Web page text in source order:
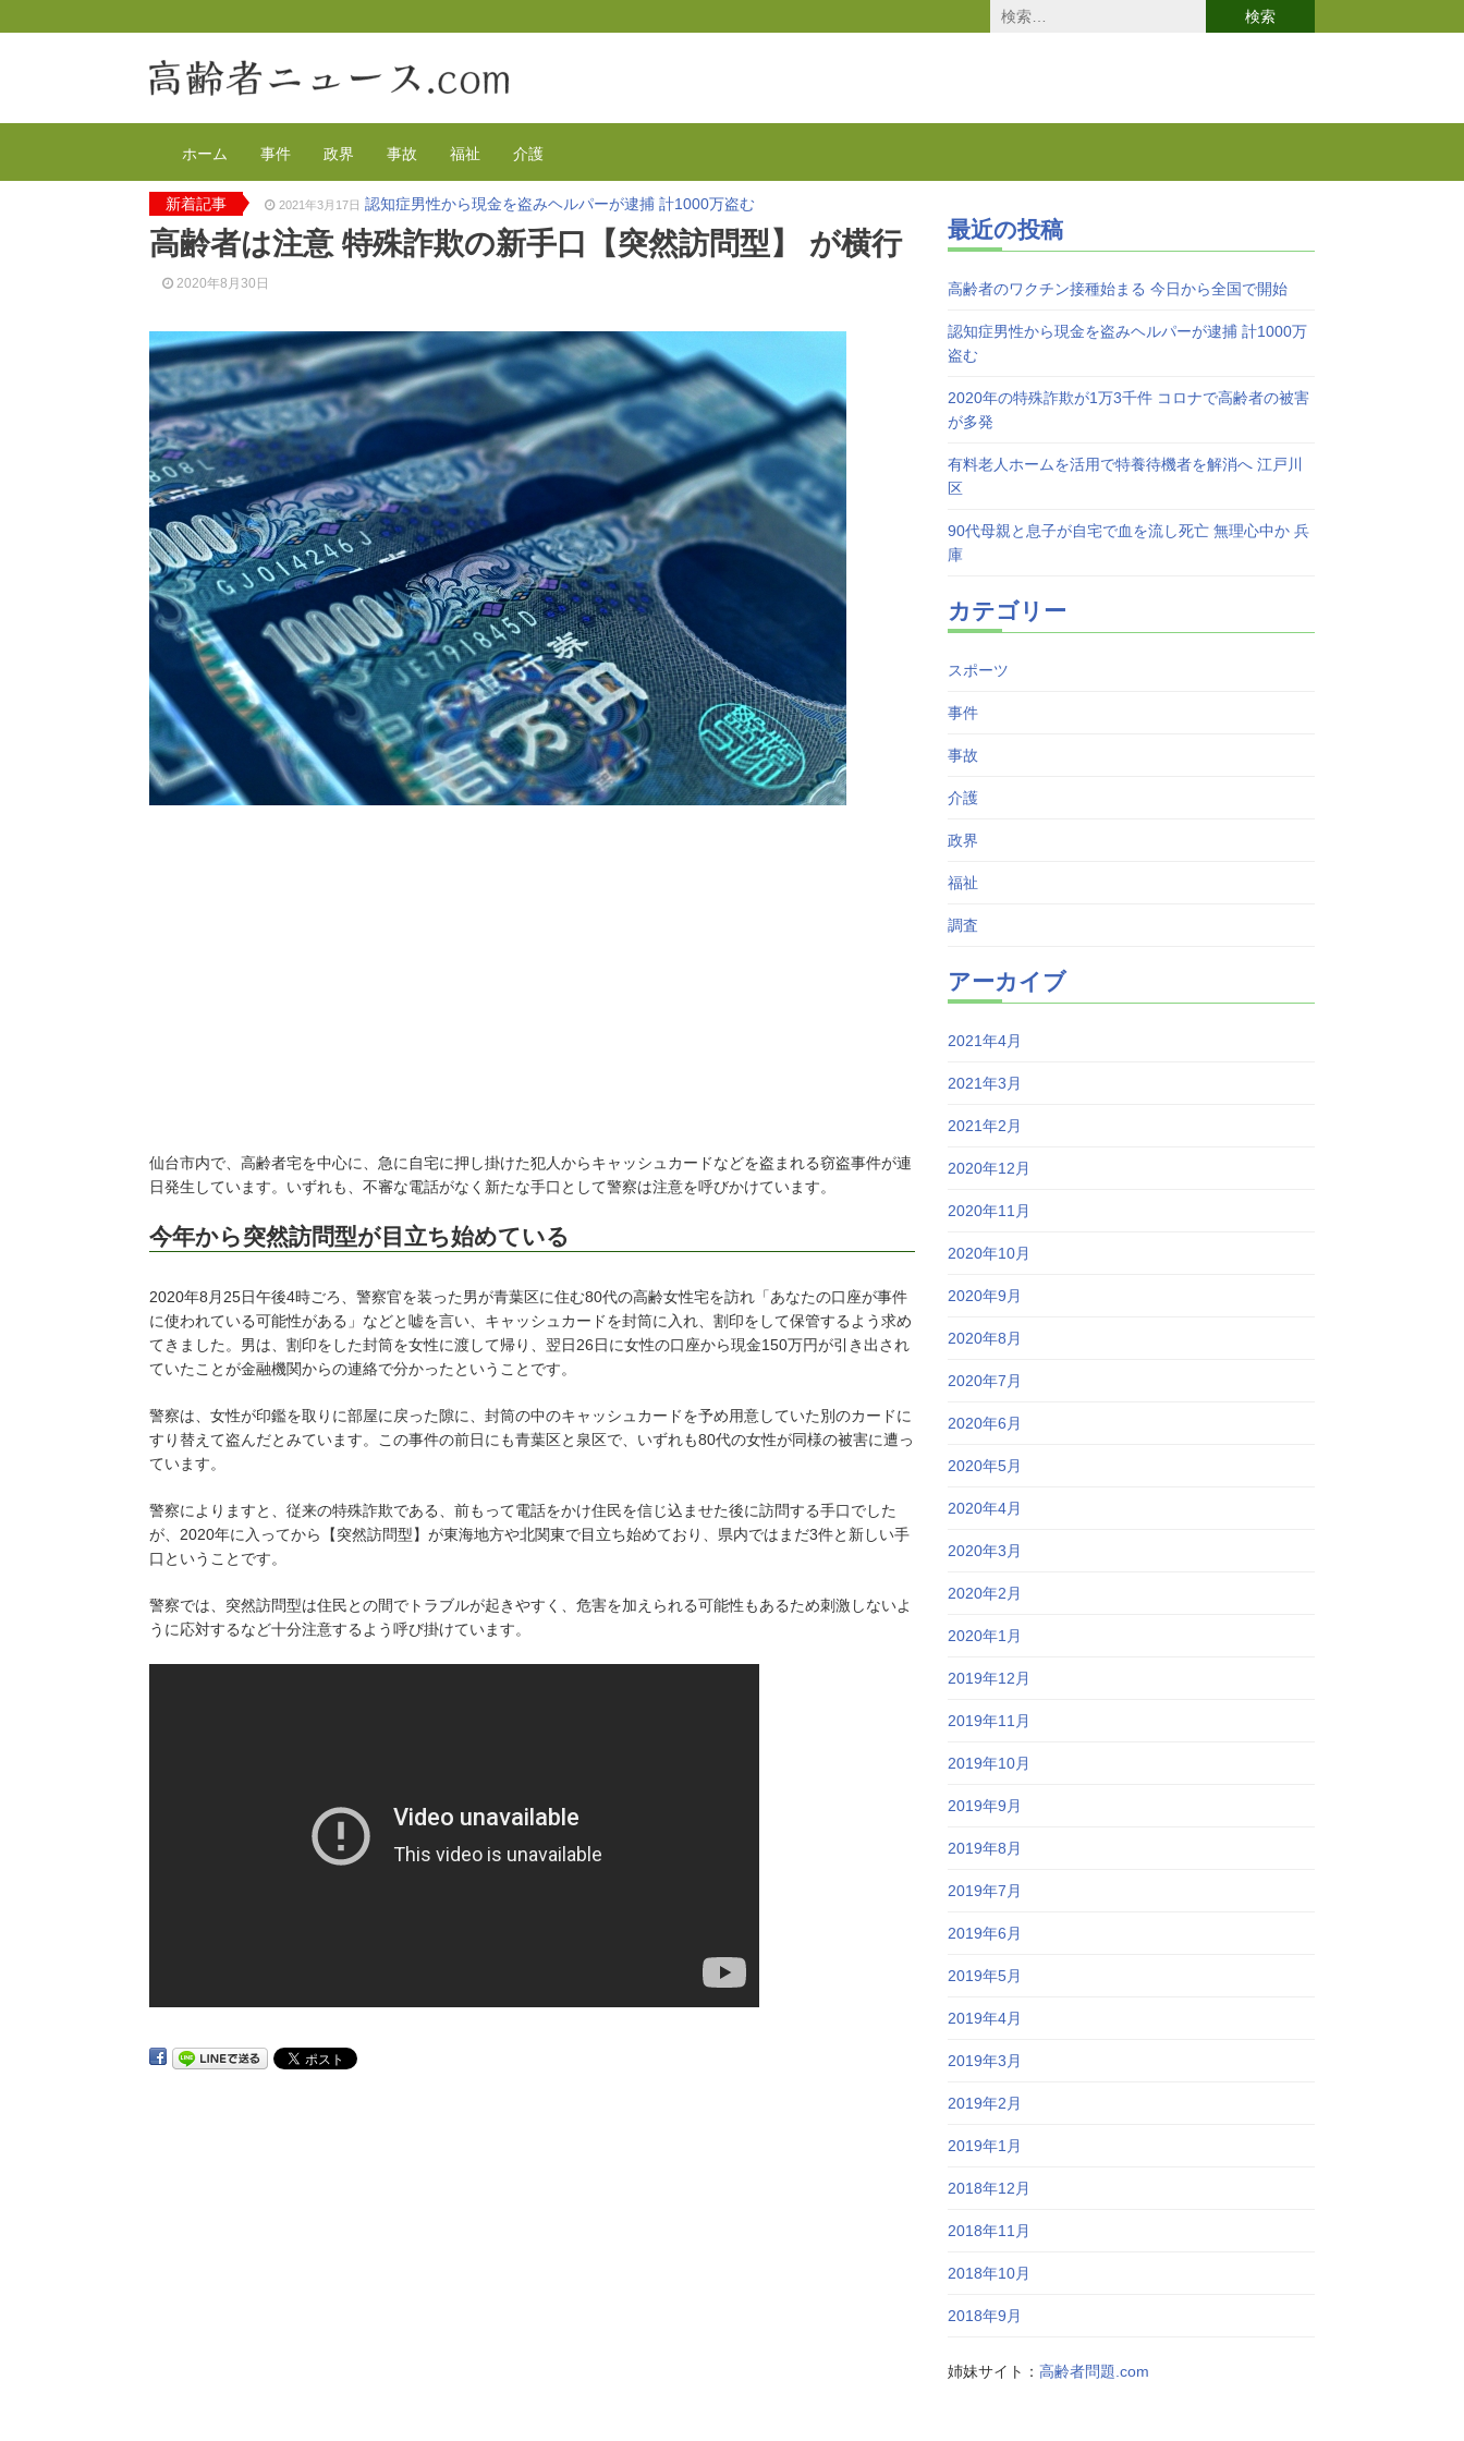
検
索:
ホーム 事件 政界 事故 福祉 介護
新着記事 2021年3月17日 認知症男性から現金を盗みヘルパーが逮捕 計1000万盗む
2021年2月4日 2020年の特殊詐欺が1万3千件 コロナで高齢者の被害が多発
2020年12月14日 有料老人ホームを活用で特養待機者を解消へ 江戸川区
2021年4月12日 高齢者のワクチン接種始まる 今日から全国で開始
高齢者は注意 特殊詐欺の新手口【突然訪問型】 が横行
2020年8月30日
仙台市内で、高齢者宅を中心に、急に自宅に押し掛けた犯人からキャッシュカードなどを盗まれる窃盗事件が連
日発生しています。いずれも、不審な電話がなく新たな手口として警察は注意を呼びかけています。
今年から突然訪問型が目立ち始めている
2020年8月25日午後4時ごろ、警察官を装った男が青葉区に住む80代の高齢女性宅を訪れ「あなたの口座が事件
に使われている可能性がある」などと嘘を言い、キャッシュカードを封筒に入れ、割印をして保管するよう求め
てきました。男は、割印をした封筒を女性に渡して帰り、翌日26日に女性の口座から現金150万円が引き出され
ていたことが金融機関からの連絡で分かったということです。
警察は、女性が印鑑を取りに部屋に戻った隙に、封筒の中のキャッシュカードを予め用意していた別のカードに
すり替えて盗んだとみています。この事件の前日にも青葉区と泉区で、いずれも80代の女性が同様の被害に遭っ
ています。
警察によりますと、従来の特殊詐欺である、前もって電話をかけ住民を信じ込ませた後に訪問する手口でした
が、2020年に入ってから【突然訪問型】が東海地方や北関東で目立ち始めており、県内ではまだ3件と新しい手
口ということです。
警察では、突然訪問型は住民との間でトラブルが起きやすく、危害を加えられる可能性もあるため刺激しないよ
うに応対するなど十分注意するよう呼び掛けています。
最近の投稿
高齢者のワクチン接種始まる 今日から全国で開始
認知症男性から現金を盗みヘルパーが逮捕 計1000万
盗む
2020年の特殊詐欺が1万3千件 コロナで高齢者の被害
が多発
有料老人ホームを活用で特養待機者を解消へ 江戸川
区
90代母親と息子が自宅で血を流し死亡 無理心中か 兵
庫
カテゴリー
スポーツ
事件
事故
介護
政界
福祉
調査
アーカイブ
2021年4月
2021年3月
2021年2月
2020年12月
2020年11月
2020年10月
2020年9月
2020年8月
2020年7月
2020年6月
2020年5月
2020年4月
2020年3月
2020年2月
2020年1月
2019年12月
2019年11月
2019年10月
2019年9月
2019年8月
2019年7月
2019年6月
2019年5月
2019年4月
2019年3月
2019年2月
2019年1月
2018年12月
2018年11月
2018年10月
2018年9月
姉妹サイト：高齢者問題.com